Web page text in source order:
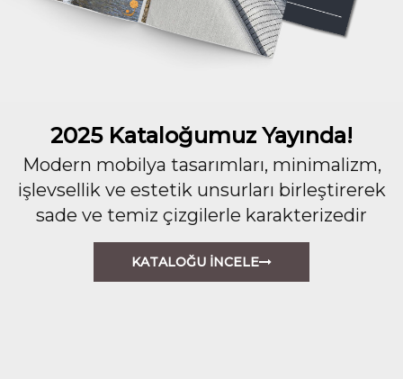
2025 Kataloğumuz Yayında!
Modern mobilya tasarımları, minimalizm,
işlevsellik ve estetik unsurları birleştirerek
sade ve temiz çizgilerle karakterizedir
KATALOĞU İNCELE